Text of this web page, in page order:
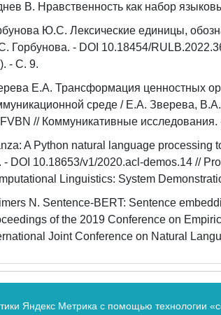
В. Нравственность как набор
Ю.С. Лексические единицы,
Горбунова. - DOI 10.18454/
- С. 9.
Е.А. Трансформация ценностных
среде / Е.А. Зверева,
// Коммуникативные
A Python natural language processing
- DOI 10.18653/v1/2020.acl-demos.14 //
Linguistics: System
N. Sentence-BERT: Sentence
of the 2019 Conference on
Joint Conference on Natural
Яндекс Метрика с помощью технологии
по надзору в сфере связи,